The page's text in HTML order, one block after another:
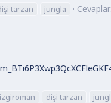
tarzan jungla
dişi tarzan